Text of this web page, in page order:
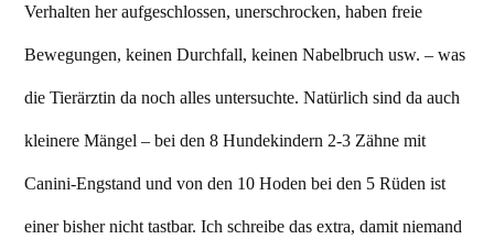
Verhalten her aufgeschlossen, unerschrocken, haben freie
Bewegungen, keinen Durchfall, keinen Nabelbruch usw. – was
die Tierärztin da noch alles untersuchte. Natürlich sind da auch
kleinere Mängel – bei den 8 Hundekindern 2-3 Zähne mit
Canini-Engstand und von den 10 Hoden bei den 5 Rüden ist
einer bisher nicht tastbar. Ich schreibe das extra, damit niemand